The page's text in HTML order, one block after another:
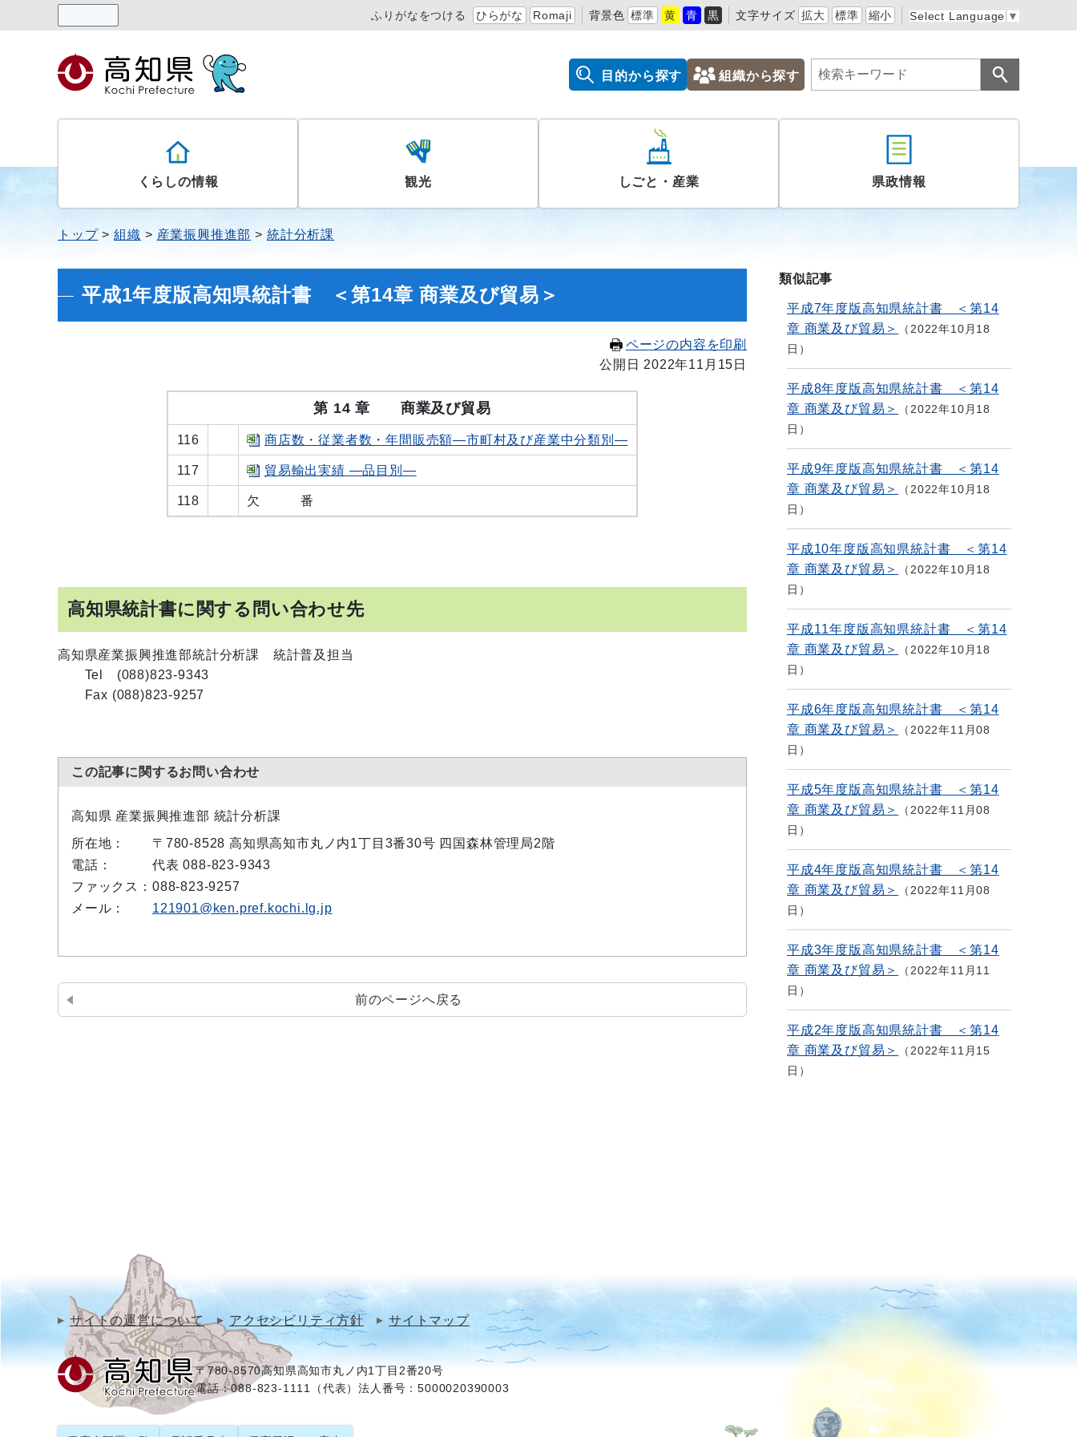
ふりがなをつける ひらがな Romaji 背景色 標準 黄 青 黒 文字サイズ 拡大 標準 縮小 Select Language ▼
目的から探す 組織から探す
くらしの情報 観光 しごと・産業 県政情報
トップ 組織 産業振興推進部 統計分析課
平成1年度版高知県統計書 ＜第14章 商業及び貿易＞
ページの内容を印刷
公開日 2022年11月15日
第 14 章 商業及び貿易
116 商店数・従業者数・年間販売額―市町村及び産業中分類別―
117 貿易輸出実績 ―品目別―
118 欠 番
高知県統計書に関する問い合わせ先
高知県産業振興推進部統計分析課 統計普及担当
Tel (088)823-9343
Fax (088)823-9257
この記事に関するお問い合わせ
高知県 産業振興推進部 統計分析課
所在地：
〒780-8528 高知県高知市丸ノ内1丁目3番30号 四国森林管理局2階
電話：
代表 088-823-9343
ファックス： 088-823-9257
メール：
121901@ken.pref.kochi.lg.jp
前のページへ戻る
類似記事
平成7年度版高知県統計書 ＜第14
章 商業及び貿易＞
2022年10月18
日
平成8年度版高知県統計書 ＜第14
章 商業及び貿易＞
2022年10月18
日
平成9年度版高知県統計書 ＜第14
章 商業及び貿易＞
2022年10月18
日
平成10年度版高知県統計書 ＜第14
章 商業及び貿易＞
2022年10月18
日
平成11年度版高知県統計書 ＜第14
章 商業及び貿易＞
2022年10月18
日
平成6年度版高知県統計書 ＜第14
章 商業及び貿易＞
2022年11月08
日
平成5年度版高知県統計書 ＜第14
章 商業及び貿易＞
2022年11月08
日
平成4年度版高知県統計書 ＜第14
章 商業及び貿易＞
2022年11月08
日
平成3年度版高知県統計書 ＜第14
章 商業及び貿易＞
2022年11月11
日
平成2年度版高知県統計書 ＜第14
章 商業及び貿易＞
2022年11月15
日
サイトの運営について アクセシビリティ方針 サイトマップ
〒780-8570高知県高知市丸ノ内1丁目2番20号
電話：088-823-1111（代表）法人番号：5000020390003